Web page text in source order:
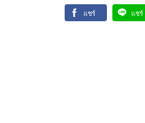
แชร์ แชร์